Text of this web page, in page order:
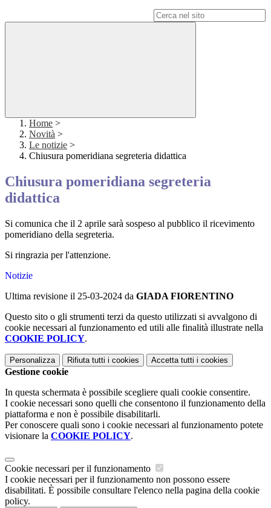
Home >
Novità >
Le notizie >
Chiusura pomeridiana segreteria didattica
Chiusura pomeridiana segreteria
didattica
Si comunica che il 2 aprile sarà sospeso al pubblico il ricevimento
pomeridiano della segreteria.
Si ringrazia per l'attenzione.
Notizie
Ultima revisione il 25-03-2024 da GIADA FIORENTINO
Questo sito o gli strumenti terzi da questo utilizzati si avvalgono di
cookie necessari al funzionamento ed utili alle finalità illustrate nella
COOKIE POLICY.
Personalizza Rifiuta tutti i cookies Accetta tutti i cookies
Gestione cookie
In questa schermata è possibile scegliere quali cookie consentire.
I cookie necessari sono quelli che consentono il funzionamento della
piattaforma e non è possibile disabilitarli.
Per conoscere quali sono i cookie necessari al funzionamento potete
visionare la COOKIE POLICY.
Cookie necessari per il funzionamento
I cookie necessari per il funzionamento non possono essere
disabilitati. È possibile consultare l'elenco nella pagina della cookie
policy.